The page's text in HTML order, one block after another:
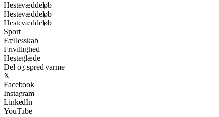
Hestevæddeløb
Hestevæddeløb
Hestevæddeløb
Sport
Fællesskab
Frivillighed
Hesteglæde
Del og spred varme
X
Facebook
Instagram
LinkedIn
YouTube